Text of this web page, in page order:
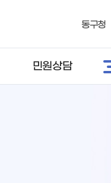
동구청
민원상담